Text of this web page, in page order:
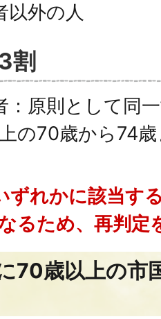
以外の人
割
：原則として同
の70歳から74
ずれかに該当す
るため、再判定
70歳以上の市